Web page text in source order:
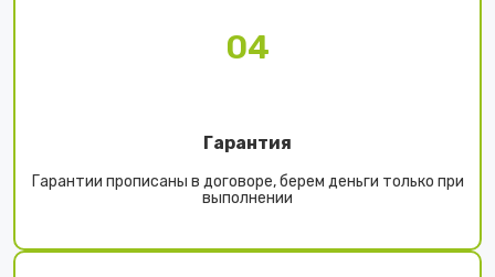
04
Гарантия
Гарантии прописаны в договоре, берем деньги только при
выполнении